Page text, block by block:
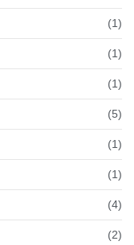
(1)
(1)
(1)
(5)
(1)
(1)
(4)
(2)